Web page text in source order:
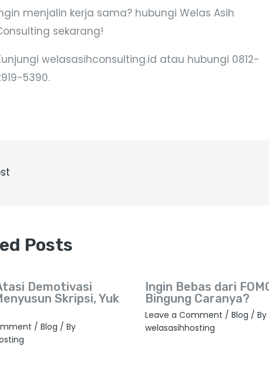
menjalin kerja sama? hubungi Welas Asih
sekarang!
welasasihconsulting.id atau hubungi 0812-
5390.
Posts
Demotivasi
Skripsi, Yuk
/ Blog / By
Ingin Bebas dari
Bingung Caranya?
Leave a Comment / Blog / By
welasasihhosting